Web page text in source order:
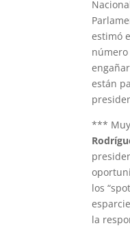
estimó
están
*** Muy
los
la